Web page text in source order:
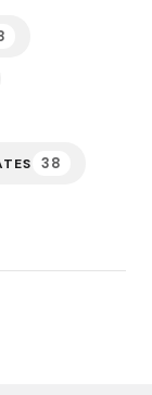
38